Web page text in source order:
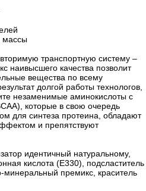
массы
транспортную систему –
наивысшего качества позволит
вещества по всему
долгой работы технологов,
незаменимые аминокислоты с
которые в свою очередь
для синтеза протеина, обладают
и препятствуют
идентичный натуральному,
кислота (Е330), подсластитель
минеральный премикс, краситель